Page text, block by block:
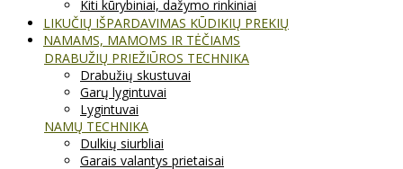
Kiti kūrybiniai, dažymo rinkiniai
LIKUČIŲ IŠPARDAVIMAS KŪDIKIŲ PREKIŲ
NAMAMS, MAMOMS IR TĖČIAMS
DRABUŽIŲ PRIEŽIŪROS TECHNIKA
Drabužių skustuvai
Garų lygintuvai
Lygintuvai
NAMŲ TECHNIKA
Dulkių siurbliai
Garais valantys prietaisai